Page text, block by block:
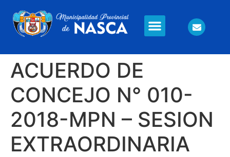
ACUERDO DE
CONCEJO N° 010-
2018-MPN – SESION
EXTRAORDINARIA